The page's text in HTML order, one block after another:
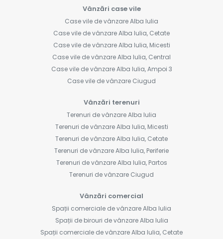
Vânzări case vile
Case vile de vânzare Alba Iulia
Case vile de vânzare Alba Iulia, Cetate
Case vile de vânzare Alba Iulia, Micesti
Case vile de vânzare Alba Iulia, Central
Case vile de vânzare Alba Iulia, Ampoi 3
Case vile de vânzare Ciugud
Vânzări terenuri
Terenuri de vânzare Alba Iulia
Terenuri de vânzare Alba Iulia, Micesti
Terenuri de vânzare Alba Iulia, Cetate
Terenuri de vânzare Alba Iulia, Periferie
Terenuri de vânzare Alba Iulia, Partos
Terenuri de vânzare Ciugud
Vânzări comercial
Spații comerciale de vânzare Alba Iulia
Spații de birouri de vânzare Alba Iulia
Spații comerciale de vânzare Alba Iulia, Cetate